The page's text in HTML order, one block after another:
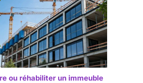
ou réhabiliter un immeuble